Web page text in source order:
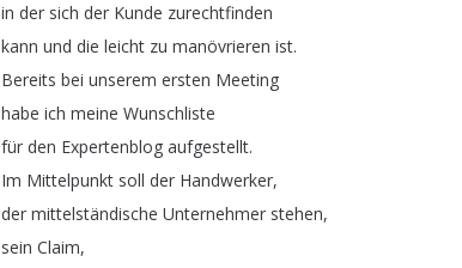
in der sich der Kunde zurechtfinden
kann und die leicht zu manövrieren ist.
Bereits bei unserem ersten Meeting
habe ich meine Wunschliste
für den Expertenblog aufgestellt.
Im Mittelpunkt soll der Handwerker,
der mittelständische Unternehmer stehen,
sein Claim,